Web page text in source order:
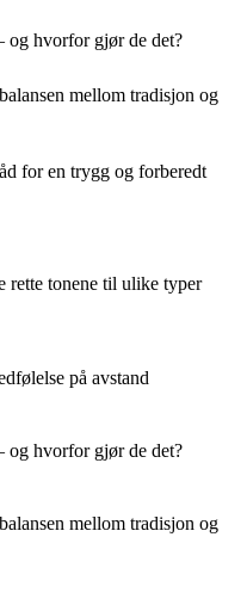
og hvorfor gjør de det?
mellom tradisjon og
for en trygg og forberedt
rette tonene til ulike typer
på avstand
og hvorfor gjør de det?
mellom tradisjon og